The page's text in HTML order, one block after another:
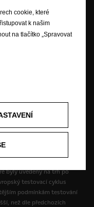
prodejce Opel.
výbavu za
být některé prvky
vozů Opel.
byly uvedeny na trh po
testovací cyklus
podmínkám testování
než dle předchozích
cookie, které
k našim
na tlačítko „Spravovat